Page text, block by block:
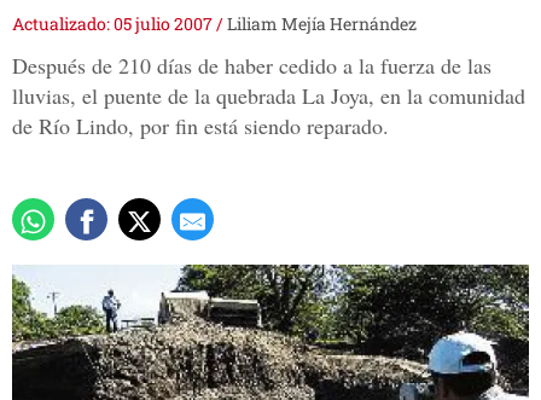
Actualizado: 05 julio 2007/Liliam Mejía Hernández
Después de 210 días de haber cedido a la fuerza de las
lluvias, el puente de la quebrada La Joya, en la comunidad
de Río Lindo, por fin está siendo reparado.